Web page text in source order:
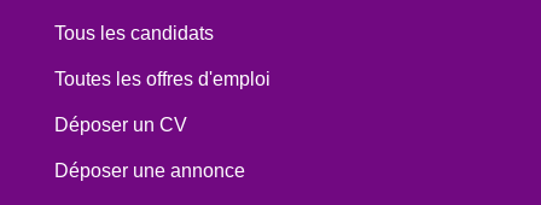
Tous les candidats
Toutes les offres d'emploi
Déposer un CV
Déposer une annonce